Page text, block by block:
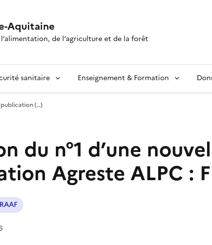
Aquitaine
de l’agriculture et de la forêt
sanitaire Enseignement & Formation
publication (…)
du n°1 d’une
Agreste ALPC :